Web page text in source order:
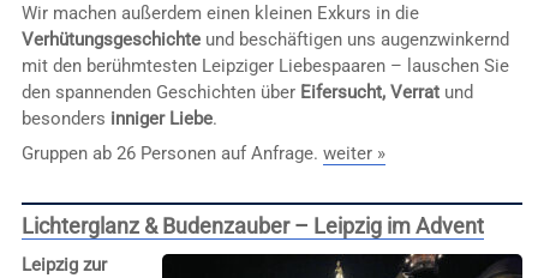
Wir machen außerdem einen kleinen Exkurs in die
Verhütungsgeschichteund beschäftigen uns augenzwinkernd
mit den berühmtesten Leipziger Liebespaaren – lauschen Sie
den spannenden Geschichten über Eifersucht, Verratund
besonders inniger Liebe.
Gruppen ab 26 Personen auf Anfrage. weiter »
Lichterglanz & Budenzauber – Leipzig im Advent
Leipzig zur